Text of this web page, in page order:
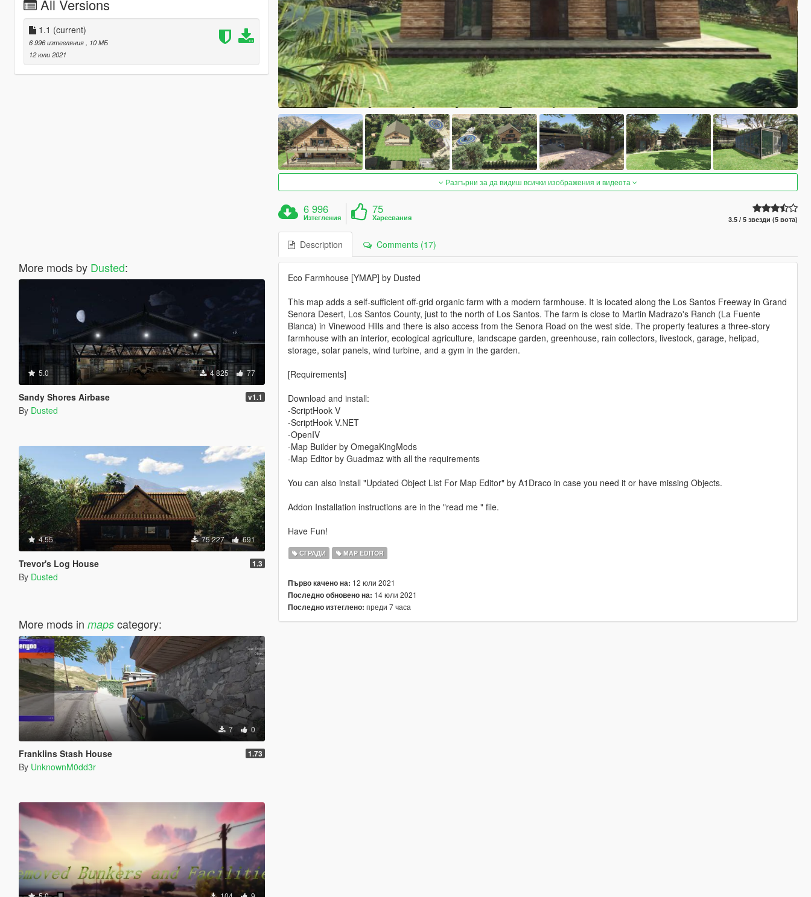
All Versions
1.1 (current)
6 996 изтегляния
, 10 МБ
12 юли 2021
More mods by Dusted:
5.0 4 825 77
Sandy Shores Airbase v1.1
By Dusted
4.55 75 227 691
Trevor's Log House 1.3
By Dusted
More mods in mapscategory:
7 0
Franklins Stash House 1.73
By UnknownM0dd3r
Разгърни за да видиш всички изображения и видеота
6 996
Изтегления
75
Харесвания 3.5 / 5 звезди (5 вота)
Description Comments (17)
Eco Farmhouse [YMAP] by Dusted
This map adds a self-sufficient off-grid organic farm with a modern farmhouse. It is located along the Los Santos Freeway in Grand
Senora Desert, Los Santos County, just to the north of Los Santos. The farm is close to Martin Madrazo's Ranch (La Fuente
Blanca) in Vinewood Hills and there is also access from the Senora Road on the west side. The property features a three-story
farmhouse with an interior, ecological agriculture, landscape garden, greenhouse, rain collectors, livestock, garage, helipad,
storage, solar panels, wind turbine, and a gym in the garden.
[Requirements]
Download and install:
-ScriptHook V
-ScriptHook V.NET
-OpenIV
-Map Builder by OmegaKingMods
-Map Editor by Guadmaz with all the requirements
You can also install "Updated Object List For Map Editor" by A1Draco in case you need it or have missing Objects.
Addon Installation instructions are in the "read me " file.
Have Fun!
СГРАДИ MAP EDITOR
Първо качено на: 12 юли 2021
Последно обновено на: 14 юли 2021
Последно изтеглено: преди 7 часа